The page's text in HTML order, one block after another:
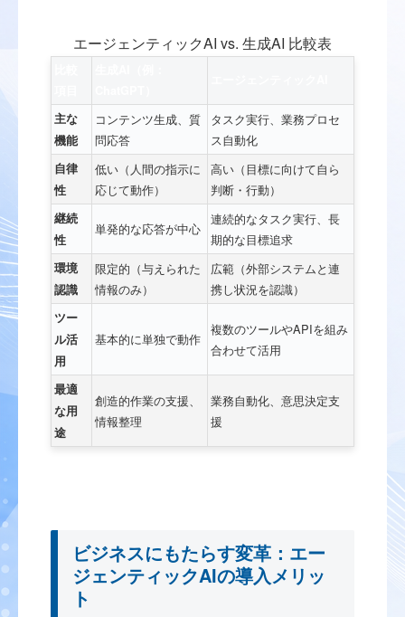
エージェンティックAI vs. 生成AI 比較表
主な
機能
コンテンツ生成、質
問応答
タスク実行、業務プロセ
ス自動化
自律
性
低い（人間の指示に
応じて動作）
高い（目標に向けて自ら
判断・行動）
継続
性
単発的な応答が中心
連続的なタスク実行、長
期的な目標追求
環境
認識
限定的（与えられた
情報のみ）
広範（外部システムと連
携し状況を認識）
ツー
ル活
用
基本的に単独で動作
複数のツールやAPIを組み
合わせて活用
最適
な用
途
創造的作業の支援、
情報整理
業務自動化、意思決定支
援
ビジネスにもたらす変革：エー
ジェンティックAIの導入メリッ
ト